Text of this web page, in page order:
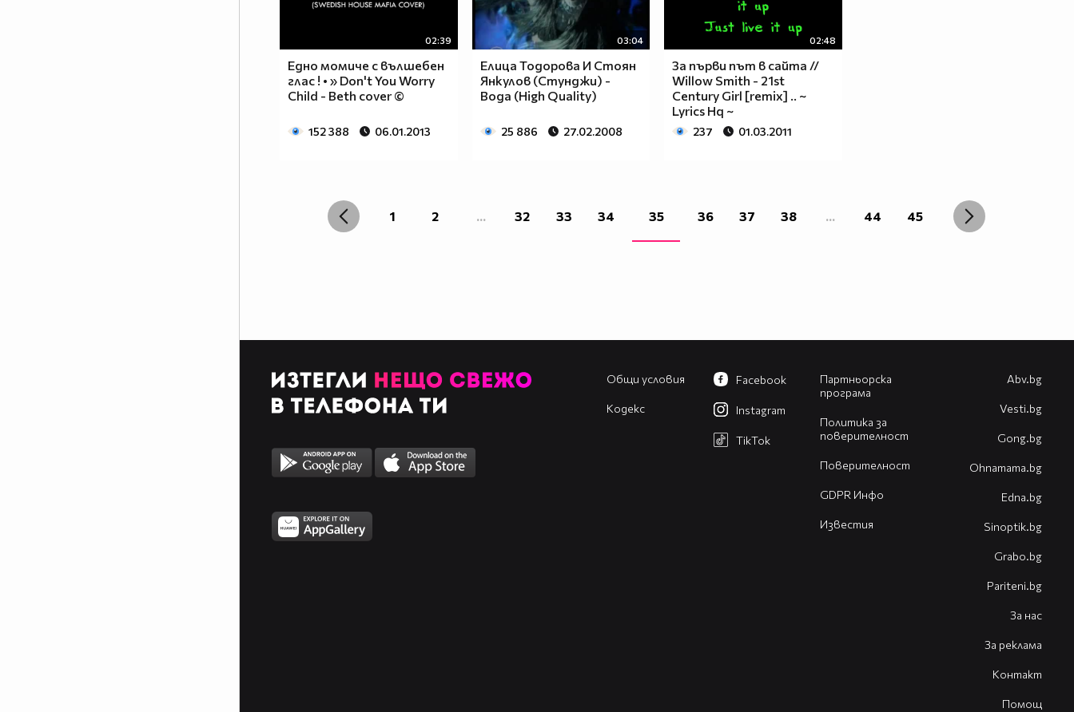
02:39
Едно момиче с вълшебен
глас ! • » Don't You Worry
Child - Beth cover ©
152 388 06.01.2013
03:04
Елица Тодорова И Стоян
Янкулов (Стунджи) -
Вода (High Quality)
25 886 27.02.2008
02:48
За първи път в сайта //
Willow Smith - 21st
Century Girl [remix] .. ~
Lyrics Hq ~
237 01.03.2011
1 2 ... 32 33 34 35 36 37 38 ... 44 45
Общи условия
Кодекс
Партньорска
програма
Политика за
поверителност
Поверителност
GDPR Инфо
Известия
Facebook
Instagram
TikTok
Abv.bg
Vesti.bg
Gong.bg
Оhnamama.bg
Edna.bg
Sinoptik.bg
Grabo.bg
Pariteni.bg
За нас
За реклама
Контакт
Помощ